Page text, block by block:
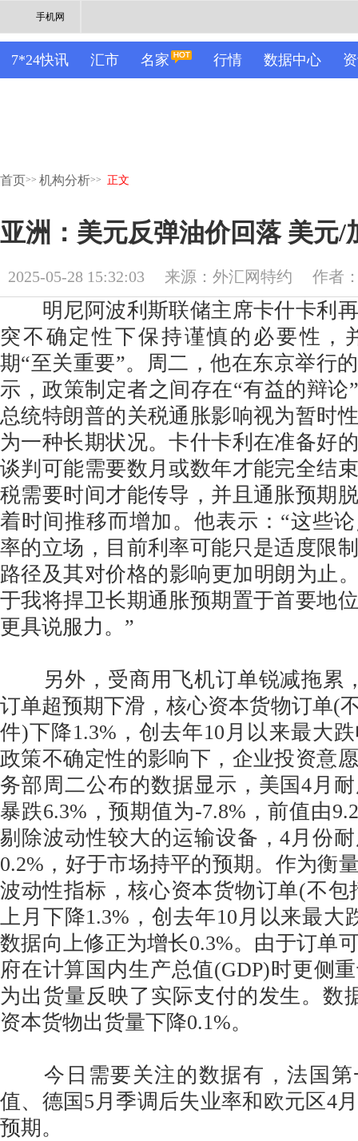
手机网
7*24快讯 汇市 名家 行情 数据中心
首页>> 机构分析>> 正文
亚洲：美元反弹油价回落 美元/
2025-05-28 15:32:03 来源：外汇网特约 作者
明尼阿波利斯联储主席卡什卡利再
突不确定性下保持谨慎的必要性，
期“至关重要”。周二，他在东京举行
示，政策制定者之间存在“有益的辩
总统特朗普的关税通胀影响视为暂时
为一种长期状况。卡什卡利在准备好
谈判可能需要数月或数年才能完全结
税需要时间才能传导，并且通胀预期
着时间推移而增加。他表示：“这些
率的立场，目前利率可能只是适度限
路径及其对价格的影响更加明朗为止
于我将捍卫长期通胀预期置于首要地
更具说服力。”
另外，受商用飞机订单锐减拖累
订单超预期下滑，核心资本货物订单(
件)下降1.3%，创去年10月以来最大
政策不确定性的影响下，企业投资意
务部周二公布的数据显示，美国4月
暴跌6.3%，预期值为-7.8%，前值由
剔除波动性较大的运输设备，4月份
0.2%，好于市场持平的预期。作为衡
波动性指标，核心资本货物订单(不包
上月下降1.3%，创去年10月以来最大
数据向上修正为增长0.3%。由于订单
府在计算国内生产总值(GDP)时更侧
为出货量反映了实际支付的发生。数
资本货物出货量下降0.1%。
今日需要关注的数据有，法国第
值、德国5月季调后失业率和欧元区4
预期。